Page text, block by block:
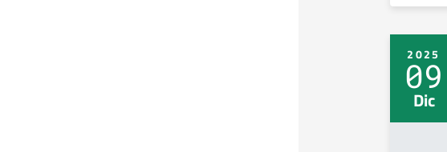
2025
09
Dic